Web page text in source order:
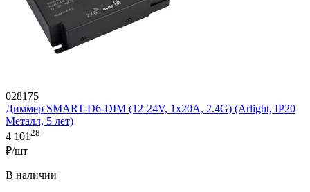
028175
Диммер SMART-D6-DIM (12-24V, 1x20A, 2.4G) (Arlight, IP20
Металл, 5 лет)
4 101 28
₽/шт
В наличии